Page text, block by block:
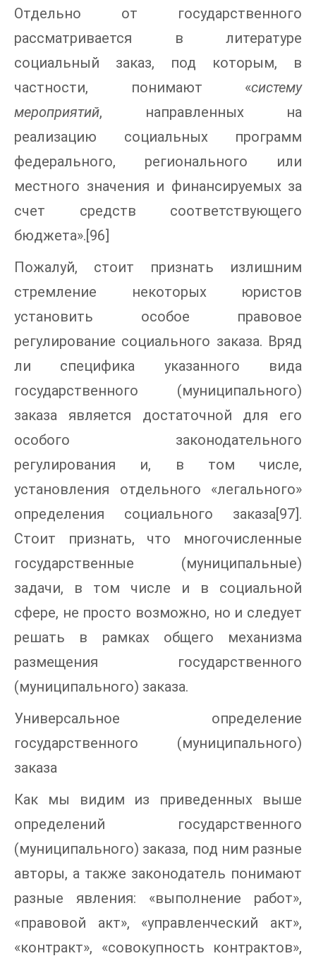
Отдельно от государственного
рассматривается в литературе
социальный заказ, под которым, в
частности, понимают «систему
мероприятий, направленных на
реализацию социальных программ
федерального, регионального или
местного значения и финансируемых за
счет средств соответствующего
бюджета».[96]
Пожалуй, стоит признать излишним
стремление некоторых юристов
установить особое правовое
регулирование социального заказа. Вряд
ли специфика указанного вида
государственного (муниципального)
заказа является достаточной для его
особого законодательного
регулирования и, в том числе,
установления отдельного «легального»
определения социального заказа[97].
Стоит признать, что многочисленные
государственные (муниципальные)
задачи, в том числе и в социальной
сфере, не просто возможно, но и следует
решать в рамках общего механизма
размещения государственного
(муниципального) заказа.
Универсальное определение
государственного (муниципального)
заказа
Как мы видим из приведенных выше
определений государственного
(муниципального) заказа, под ним разные
авторы, а также законодатель понимают
разные явления: «выполнение работ»,
«правовой акт», «управленческий акт»,
«контракт», «совокупность контрактов»,